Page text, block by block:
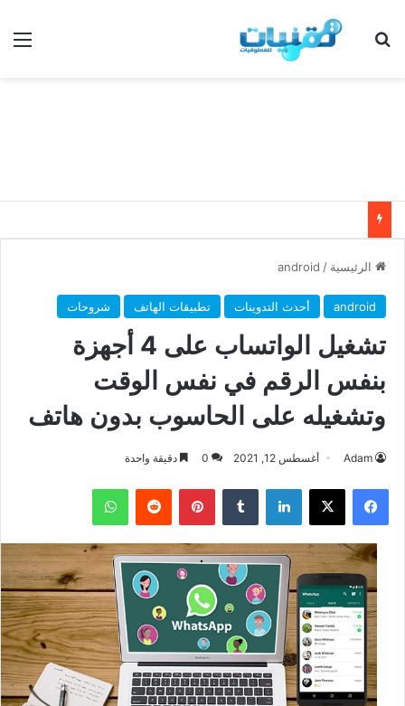
بحث عن
الرئيسية /
android
android أحدث التدوينات تطبيقات الهاتف شروحات
تشغيل الواتساب على 4 أجهزة
بنفس الرقم في نفس الوقت
وتشغيله على الحاسوب بدون هاتف
Adam أغسطس 12, 2021 0 دقيقة واحدة
فيسبوك ‫X لينكدإن بينتيريست واتساب